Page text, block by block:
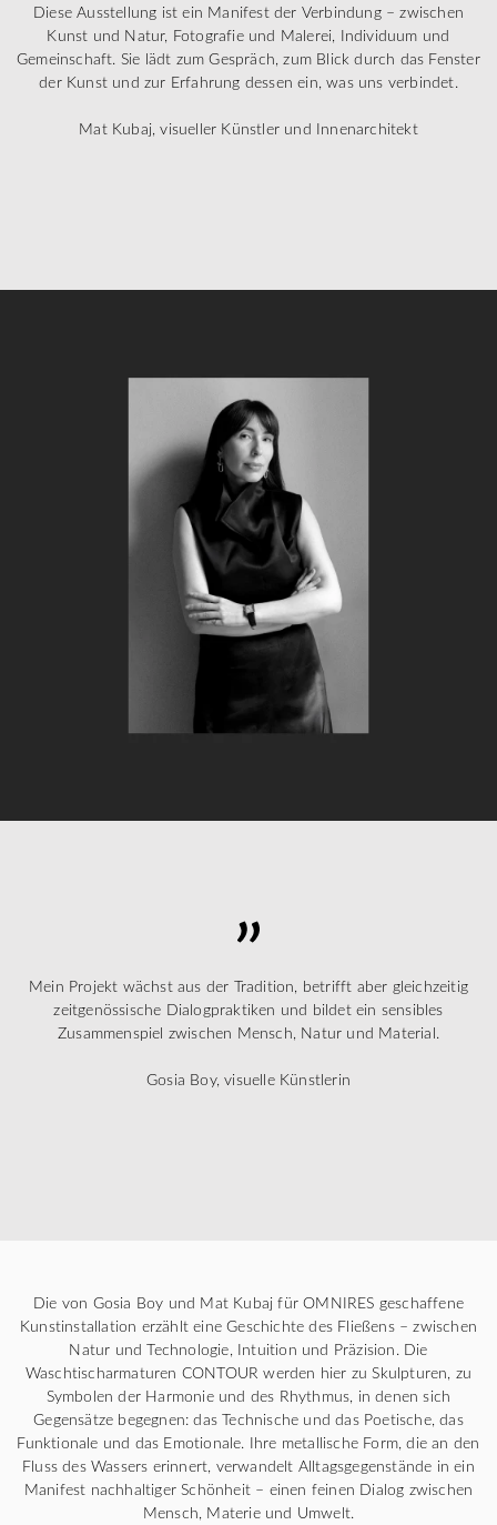
Diese Ausstellung ist ein Manifest der Verbindung – zwischen
Kunst und Natur, Fotografie und Malerei, Individuum und
Gemeinschaft. Sie lädt zum Gespräch, zum Blick durch das Fenster
der Kunst und zur Erfahrung dessen ein, was uns verbindet.
Mat Kubaj, visueller Künstler und Innenarchitekt
Mein Projekt wächst aus der Tradition, betrifft aber gleichzeitig
zeitgenössische Dialogpraktiken und bildet ein sensibles
Zusammenspiel zwischen Mensch, Natur und Material.
Gosia Boy, visuelle Künstlerin
Die von Gosia Boy und Mat Kubaj für OMNIRES geschaffene
Kunstinstallation erzählt eine Geschichte des Fließens – zwischen
Natur und Technologie, Intuition und Präzision. Die
Waschtischarmaturen CONTOUR werden hier zu Skulpturen, zu
Symbolen der Harmonie und des Rhythmus, in denen sich
Gegensätze begegnen: das Technische und das Poetische, das
Funktionale und das Emotionale. Ihre metallische Form, die an den
Fluss des Wassers erinnert, verwandelt Alltagsgegenstände in ein
Manifest nachhaltiger Schönheit – einen feinen Dialog zwischen
Mensch, Materie und Umwelt.